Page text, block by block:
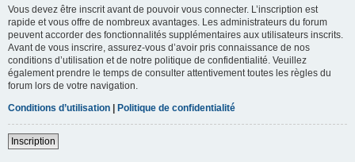
Vous devez être inscrit avant de pouvoir vous connecter. L’inscription est
rapide et vous offre de nombreux avantages. Les administrateurs du forum
peuvent accorder des fonctionnalités supplémentaires aux utilisateurs inscrits.
Avant de vous inscrire, assurez-vous d’avoir pris connaissance de nos
conditions d’utilisation et de notre politique de confidentialité. Veuillez
également prendre le temps de consulter attentivement toutes les règles du
forum lors de votre navigation.
Conditions d’utilisation | Politique de confidentialité
Inscription